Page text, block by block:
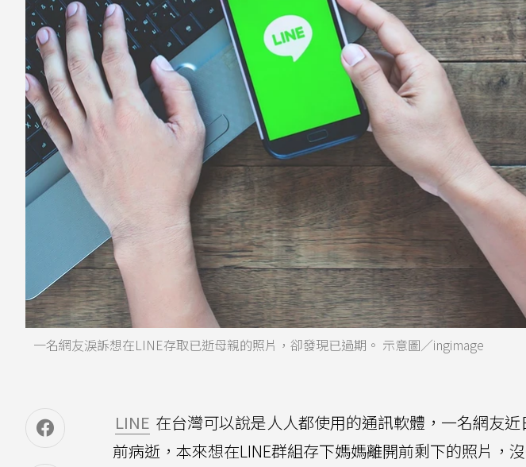
一名網友淚訴想在LINE存取已逝母親的照片，卻發現已過期。 示意圖／ingimage
LINE 在台灣可以說是人人都使用的通訊軟體，一名網友近
前病逝，本來想在LINE群組存下媽媽離開前剩下的照片，